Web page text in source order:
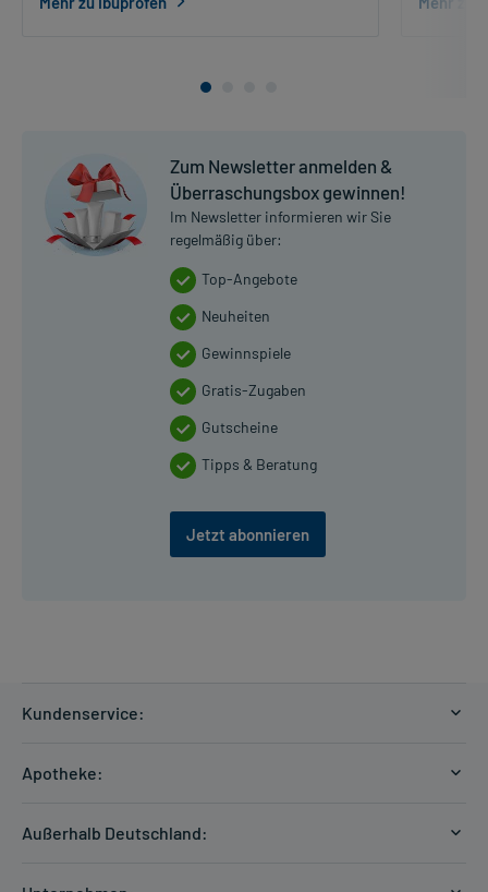
Zum Newsletter anmelden &
Überraschungsbox gewinnen!
Im Newsletter informieren wir Sie
regelmäßig über:
Top-Angebote
Neuheiten
Gewinnspiele
Gratis-Zugaben
Gutscheine
Tipps & Beratung
Jetzt abonnieren
Kundenservice:
Zahlungsarten
Hilfe
Apotheke:
Außerhalb Deutschland: